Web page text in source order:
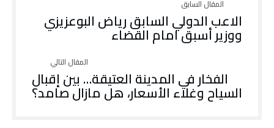
الاعب الدولي السابق رياض البوعزيزي
ووزير أسبق امام القضاء
الفخار في المدينة العتيقة… بين إقبال
السياح وغلاء الأسعار، هل مازال صامد؟